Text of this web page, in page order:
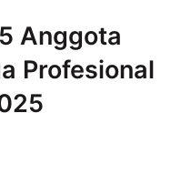
Anggota
Profesional